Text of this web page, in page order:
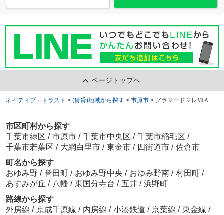
ページトップへ
ネイティブ・トラスト > (賃貸)地域から探す > 市原市 > グラマードマレⅦＡ
市区町村から探す
千葉市緑区 / 市原市 / 千葉市中央区 / 千葉市稲毛区 /
千葉市若葉区 / 大網白里市 / 東金市 / 四街道市 / 佐倉市
町名から探す
おゆみ野 / 誉田町 / おゆみ野中央 / おゆみ野南 / 村田町 /
あすみが丘 / 八幡 / 東国分寺台 / 五井 / 浜野町
路線から探す
外房線 / 京成千原線 / 内房線 / 小湊鉄道 / 京葉線 / 東金線 /